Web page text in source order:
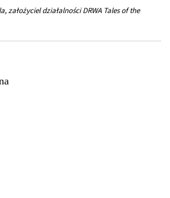
założyciel działalności DRWA Tales of the